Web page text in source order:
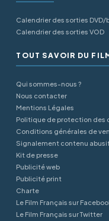
Calendrier des sorties DVD/
Calendrier des sorties VOD
TOUT SAVOIR DU
Qui sommes-nous ?
Nous contacter
Mentions Légales
Politique de protection des
Conditions générales de
Signalement contenu
Kit de presse
Publicité web
Publicité print
Charte
Le Film Français sur
Le Film Français sur Twitter